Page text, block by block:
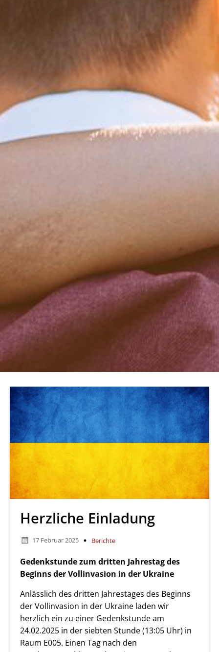
Herzliche Einladung
17 Februar 2025 Berichte
Gedenkstunde zum dritten Jahrestag des
Beginns der Vollinvasion in der Ukraine
Anlässlich des dritten Jahrestages des Beginns
der Vollinvasion in der Ukraine laden wir
herzlich ein zu einer Gedenkstunde am
24.02.2025 in der siebten Stunde (13:05 Uhr) in
Raum E005. Einen Tag nach den